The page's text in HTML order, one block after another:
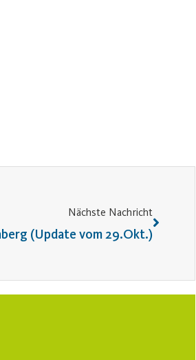
Nächste Nachricht
(Update vom 29.Okt.)